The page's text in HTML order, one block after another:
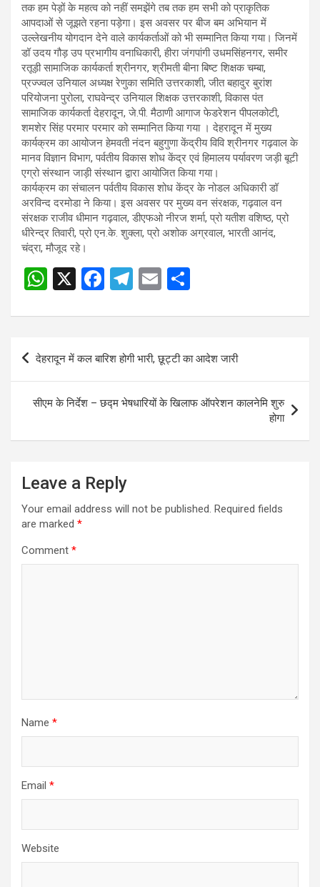
तक हम पेड़ों के महत्व को नहीं समझेंगे तब तक हम सभी को प्राकृतिक
आपदाओं से जूझते रहना पड़ेगा। इस अवसर पर बीज बम अभियान में
उल्लेखनीय योगदान देने वाले कार्यकर्ताओं को भी सम्मानित किया गया। जिनमें
डॉ उदय गौड़ उप प्रभागीय वनाधिकारी, हीरा जंगपांगी उधमसिंहनगर, समीर
रतूड़ी सामाजिक कार्यकर्ता श्रीनगर, श्रीमती बीना बिष्ट शिक्षक चम्बा,
प्रज्ज्वल उनियाल अध्यक्ष रेणुका समिति उत्तरकाशी, जीत बहादुर बुरांश
परियोजना पुरोला, राघवेन्द्र उनियाल शिक्षक उत्तरकाशी, विकास पंत
सामाजिक कार्यकर्ता देहरादून, जे.पी. मैठाणी आगाज फेडरेशन पीपलकोटी,
शमशेर सिंह परमार परमार को सम्मानित किया गया । देहरादून में मुख्य
कार्यक्रम का आयोजन हेमवती नंदन बहुगुणा केंद्रीय विवि श्रीनगर गढ़वाल के
मानव विज्ञान विभाग, पर्वतीय विकास शोध केंद्र एवं हिमालय पर्यावरण जड़ी बूटी
एग्रो संस्थान जाड़ी संस्थान द्वारा आयोजित किया गया।
कार्यक्रम का संचालन पर्वतीय विकास शोध केंद्र के नोडल अधिकारी डॉ
अरविन्द दरमोडा ने किया। इस अवसर पर मुख्य वन संरक्षक, गढ़वाल वन
संरक्षक राजीव धीमान गढ़वाल, डीएफओ नीरज शर्मा, प्रो यतीश वशिष्ठ, प्रो
धीरेन्द्र तिवारी, प्रो एन.के. शुक्ला, प्रो अशोक अग्रवाल, भारती आनंद,
चंद्रा, मौजूद रहे।
W
at
A
p
p
X
F
ce
b
o
o
k
T
e
gr
a
m
E
ail ar
Post
navigation
देहरादून में कल बारिश होगी भारी, छूट्टी का आदेश जारी
सीएम के निर्देश – छद्म भेषधारियों के खिलाफ ऑपरेशन कालनेमि शुरु
होगा
Leave a Reply
Your email address will not be published. Required fields
are marked *
Comment *
Name *
Email *
Website